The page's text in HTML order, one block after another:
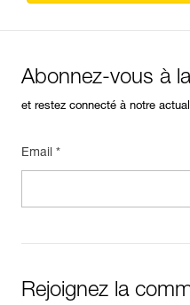
Abonnez-vous à
et restez connecté à notre
Email *
Rejoignez la